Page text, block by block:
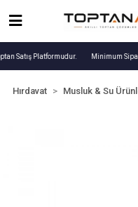
Satış Platformudur. Minimum
Hırdavat Musluk & Su